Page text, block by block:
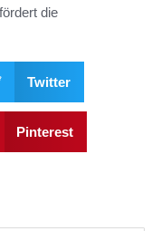
die
Twitter
Pinterest